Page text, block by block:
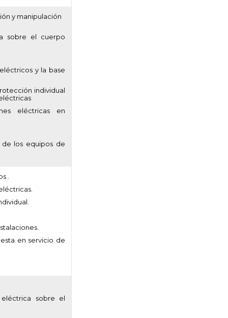
y manipulación
sobre el cuerpo
y la base
individual
eléctricas en
los equipos de
.
en servicio de
sobre el